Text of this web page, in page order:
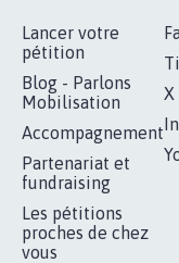
Lancer votre
pétition
Blog - Parlons
Mobilisation
Accompagnement
Partenariat et
fundraising
Les pétitions
proches de chez
vous
X